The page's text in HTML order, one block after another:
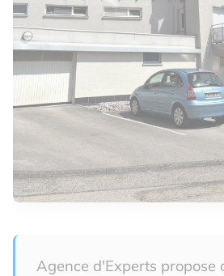
Agence d'Experts propose